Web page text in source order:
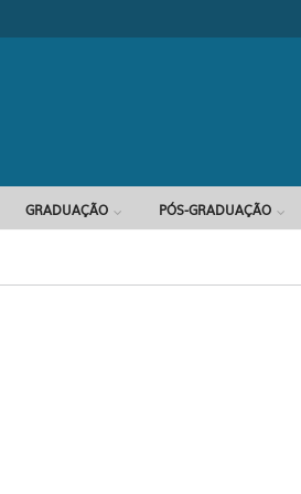
GRADUAÇÃO PÓS-GRADUAÇÃO